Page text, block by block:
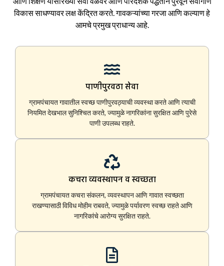
विकास साधण्यावर लक्ष केंद्रित करते. गावकऱ्यांच्या गरजा आणि कल्याण हे
आमचे प्रमुख प्राधान्य आहे.
पाणीपुरवठा सेवा
ग्रामपंचायत गावातील स्वच्छ पाणीपुरवठ्याची व्यवस्था करते आणि त्याची
नियमित देखभाल सुनिश्चित करते, ज्यामुळे नागरिकांना सुरक्षित आणि पुरेसे
पाणी उपलब्ध राहते.
कचरा व्यवस्थापन व स्वच्छता
ग्रामपंचायत कचरा संकलन, व्यवस्थापन आणि गावात स्वच्छता
राखण्यासाठी विविध मोहीम राबवते, ज्यामुळे पर्यावरण स्वच्छ राहते आणि
नागरिकांचे आरोग्य सुरक्षित राहते.